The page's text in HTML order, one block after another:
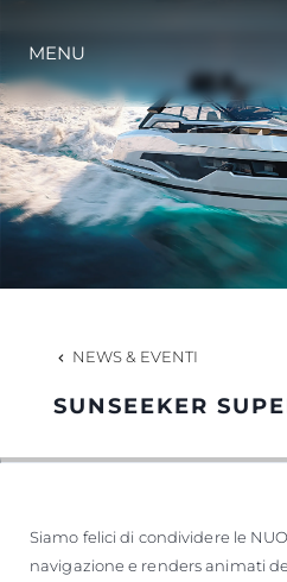
MENU
NEWS & EVENTI
SUNSEEKER
Siamo felici di condividere le
navigazione e renders animati